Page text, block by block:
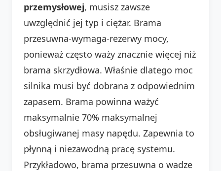
przemysłowej, musisz zawsze
uwzględnić jej typ i ciężar. Brama
przesuwna-wymaga-rezerwy mocy,
ponieważ często waży znacznie więcej niż
brama skrzydłowa. Właśnie dlatego moc
silnika musi być dobrana z odpowiednim
zapasem. Brama powinna ważyć
maksymalnie 70% maksymalnej
obsługiwanej masy napędu. Zapewnia to
płynną i niezawodną pracę systemu.
Przykładowo, brama przesuwna o wadze